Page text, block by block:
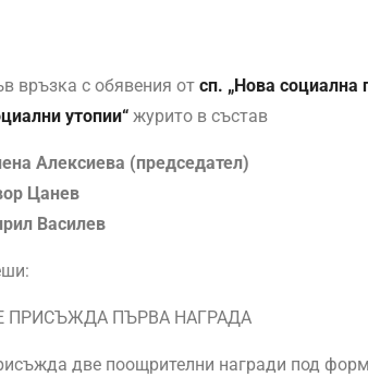
връзка с обявения от сп. „Нова социална
утопии“ журито в състав
Алексиева (председател)
Цанев
Василев
ПРИСЪЖДА ПЪРВА НАГРАДА
две поощрителни награди под